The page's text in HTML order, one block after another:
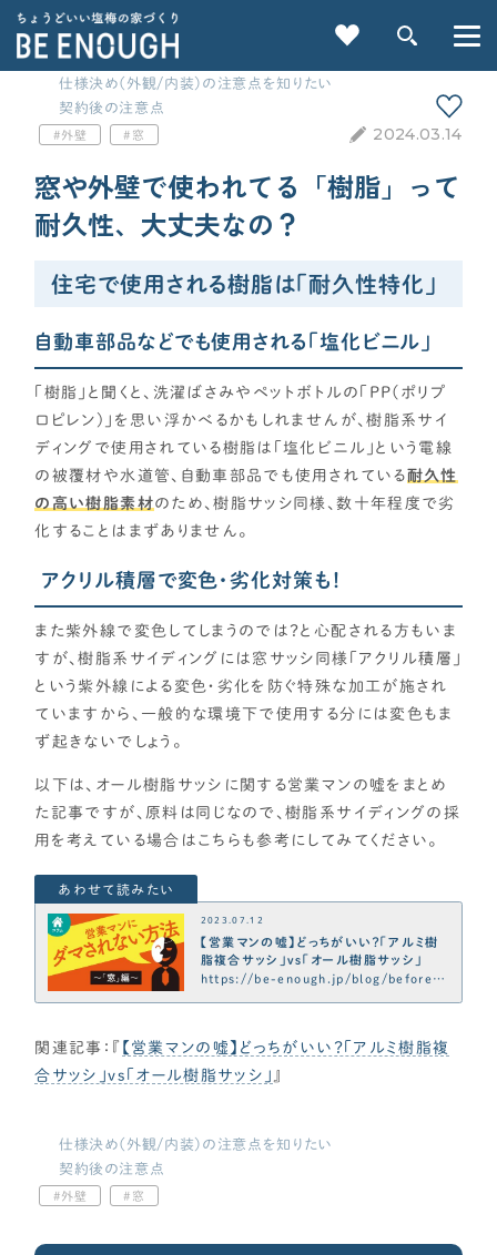
重要記事一覧を見る
CATEGORY
カテゴリから探す
資金計画
家の性能
標準仕様
工務店・HM選び
契約後の注意点
時事ネタ・裏話
CONTENTS
コンテンツから探す
Q&Aで学ぶ
用語解説で学ぶ
せやま基準 UA値 断熱基準 省エネ基準
仕様決め（外観/内装）の注意点を知りたい
契約後の注意点
外壁 窓 2024.03.14
窓や外壁で使われてる「樹脂」って
耐久性、大丈夫なの？
住宅で使用される樹脂は「耐久性特化」
自動車部品などでも使用される「塩化ビニル」
「樹脂」と聞くと、洗濯ばさみやペットボトルの「PP(ポリプ
ロピレン)」を思い浮かべるかもしれませんが、樹脂系サイ
ディングで使用されている樹脂は「塩化ビニル」という電線
の被覆材や水道管、自動車部品でも使用されている耐久性
の高い樹脂素材のため、樹脂サッシ同様、数十年程度で劣
化することはまずありません。
アクリル積層で変色・劣化対策も！
また紫外線で変色してしまうのでは？と心配される方もいま
すが、樹脂系サイディングには窓サッシ同様「アクリル積層」
という紫外線による変色・劣化を防ぐ特殊な加工が施され
ていますから、一般的な環境下で使用する分には変色もま
ず起きないでしょう。
以下は、オール樹脂サッシに関する営業マンの嘘をまとめ
た記事ですが、原料は同じなので、樹脂系サイディングの採
用を考えている場合はこちらも参考にしてみてください。
2023.07.12
【営業マンの嘘】どっちがいい？「アルミ樹
脂複合サッシ」vs「オール樹脂サッシ」
https://be-enough.jp/blog/before-b
関連記事：『 【営業マンの嘘】どっちがいい？「アルミ樹脂複
合サッシ」vs「オール樹脂サッシ」 』
仕様決め（外観/内装）の注意点を知りたい
契約後の注意点
外壁 窓